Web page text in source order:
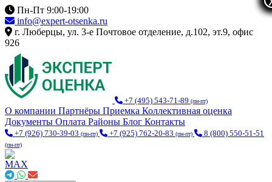
Пн-Пт 9:00-19:00
info@expert-otsenka.ru
г. Люберцы, ул. 3-е Почтовое отделение, д.102, эт.9, офис
926
+7 (495) 543-71-89 (пн-пт)
О компании Партнёры Приемка Коллективная оценка
Документы Оплата Районы Блог Контакты
+7 (926) 730-39-03 (пн-пт) +7 (925) 762-20-83 (пн-пт) 8 (800) 550-51-51
(пн-пт)